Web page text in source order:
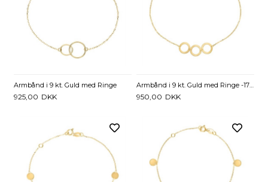
Armbånd i 9 kt. Guld med Ringe
925,00 DKK
Armbånd i 9 kt. Guld med Ringe -17 og 19 cm
950,00 DKK